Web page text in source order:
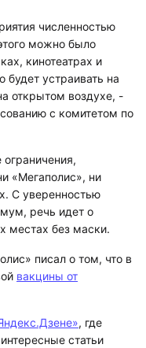
численностью
можно было
кинотеатрах и
устраивать на
открытом воздухе, -
с комитетом по
«Мегаполис», ни
С уверенностью
речь идет о
местах без маски.
писал о том, что в
вакцины от
, где
статьи